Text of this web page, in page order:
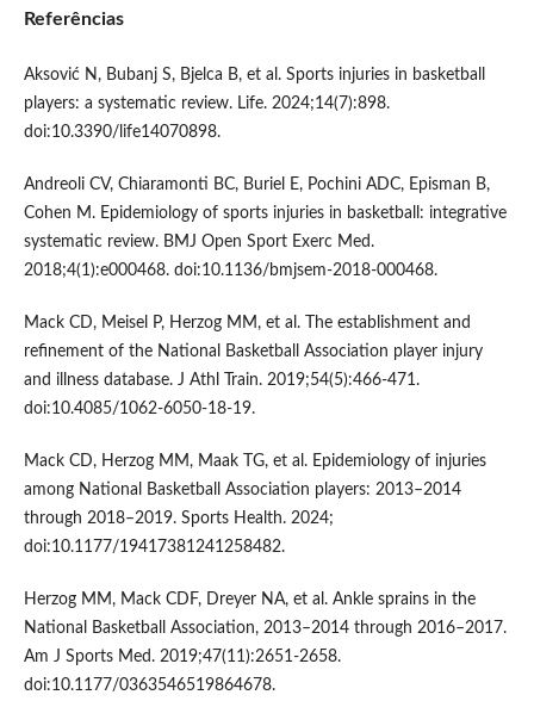
Referências
Aksović N, Bubanj S, Bjelca B, et al. Sports injuries in basketball
players: a systematic review. Life. 2024;14(7):898.
doi:10.3390/life14070898.
Andreoli CV, Chiaramonti BC, Buriel E, Pochini ADC, Episman B,
Cohen M. Epidemiology of sports injuries in basketball: integrative
systematic review. BMJ Open Sport Exerc Med.
2018;4(1):e000468. doi:10.1136/bmjsem-2018-000468.
Mack CD, Meisel P, Herzog MM, et al. The establishment and
refinement of the National Basketball Association player injury
and illness database. J Athl Train. 2019;54(5):466-471.
doi:10.4085/1062-6050-18-19.
Mack CD, Herzog MM, Maak TG, et al. Epidemiology of injuries
among National Basketball Association players: 2013–2014
through 2018–2019. Sports Health. 2024;
doi:10.1177/19417381241258482.
Herzog MM, Mack CDF, Dreyer NA, et al. Ankle sprains in the
National Basketball Association, 2013–2014 through 2016–2017.
Am J Sports Med. 2019;47(11):2651-2658.
doi:10.1177/0363546519864678.